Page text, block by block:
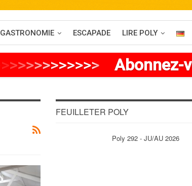
GASTRONOMIE ESCAPADE LIRE POLY
>>>>> >>>>>> Abonnez-
FEUILLETER POLY
Poly 292 - JU/AU 2026